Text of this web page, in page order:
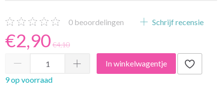
0 beoordelingen Schrijf recensie
€2,90 €4,10
In winkelwagentje
9 op voorraad